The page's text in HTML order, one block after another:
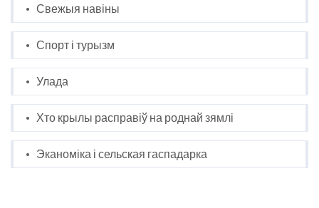
Свежыя навіны
Спорт і турызм
Улада
Хто крылы расправіў на роднай зямлі
Эканоміка і сельская гаспадарка